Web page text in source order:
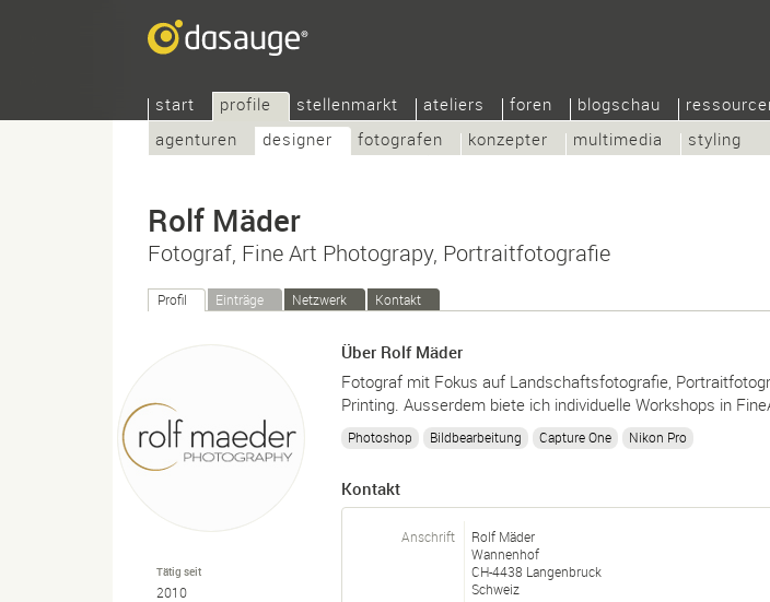
start
profile
agenturen
designer fotografen konzepter multimedia styling
stellenmarkt ateliers foren blogschau
Rolf Mäder
Fotograf, Fine Art Photograpy, Portraitfotografie
Profil Einträge Netzwerk Kontakt
Tätig seit
2010
Über Rolf Mäder
Fotograf mit Fokus auf Landschaftsfotografie,
Printing. Ausserdem biete ich individuelle Workshops in
Photoshop Bildbearbeitung Capture One Nikon Pro
Kontakt
Anschrift
Rolf Mäder
Wannenhof
CH-4438 Langenbruck
Schweiz